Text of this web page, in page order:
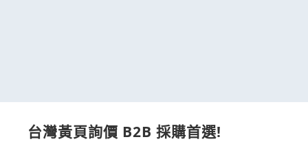
台灣黃頁詢價 B2B 採購首選!